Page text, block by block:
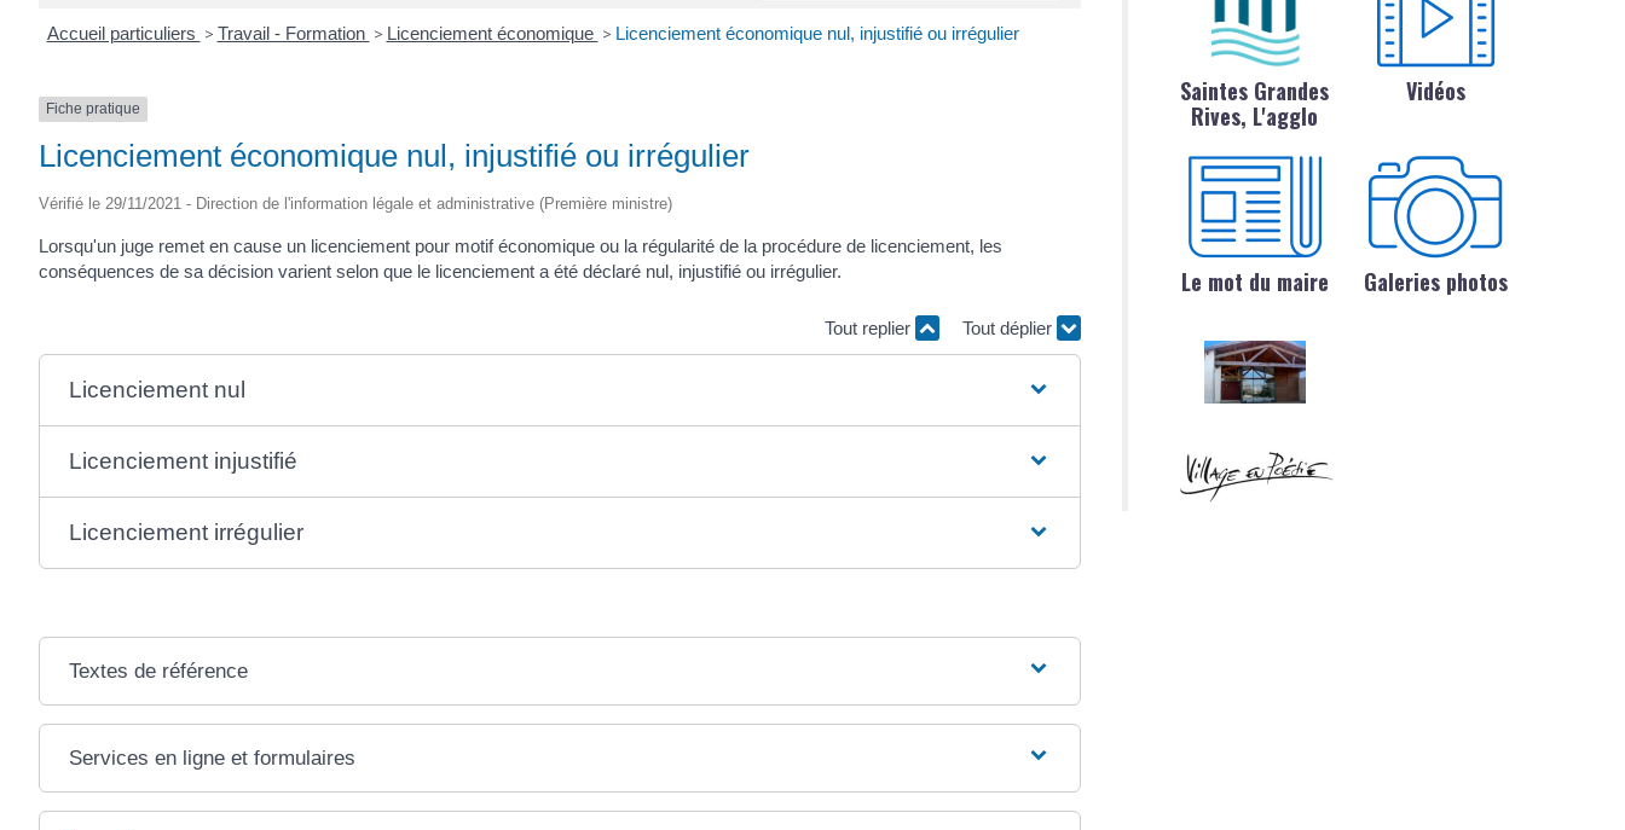
Accueil particuliers > Travail - Formation > Licenciement économique > Licenciement économique nul, injustifié ou irrégulier
Fiche pratique
Licenciement économique nul, injustifié ou irrégulier
Vérifié le 29/11/2021 - Direction de l'information légale et administrative (Première ministre)
Lorsqu'un juge remet en cause un licenciement pour motif économique ou la régularité de la procédure de licenciement, les
conséquences de sa décision varient selon que le licenciement a été déclaré nul, injustifié ou irrégulier.
Tout replier Tout déplier
Licenciement nul
Licenciement injustifié
Licenciement irrégulier
Textes de référence
Services en ligne et formulaires
Saintes Grandes
Rives, L'agglo
Vidéos
Le mot du maire Galeries photos